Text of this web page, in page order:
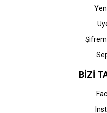
BİZİ